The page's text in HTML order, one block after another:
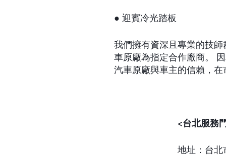
● 迎賓冷光踏板
我們擁有資深且專業的技
車原廠為指定合作廠商。
汽車原廠與車主的信賴，
<台北服務
地址：台北